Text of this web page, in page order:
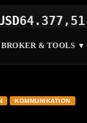
-
BROKER & TOOLS ▼
KOMMUNIKATION